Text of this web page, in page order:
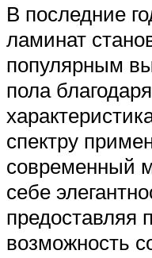
В последние
ламинат
популярным
пола
спектру
современный
себе
предоставляя
возможность